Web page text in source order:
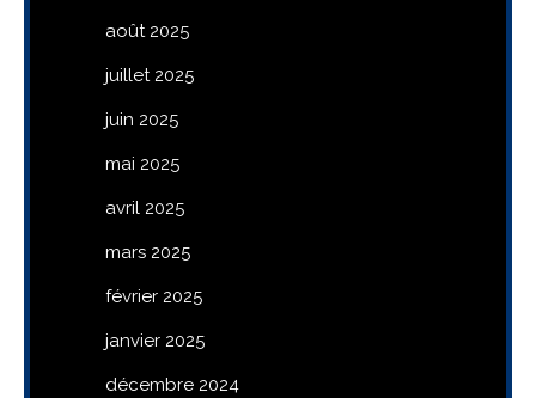
août 2025
juillet 2025
juin 2025
mai 2025
avril 2025
mars 2025
février 2025
janvier 2025
décembre 2024